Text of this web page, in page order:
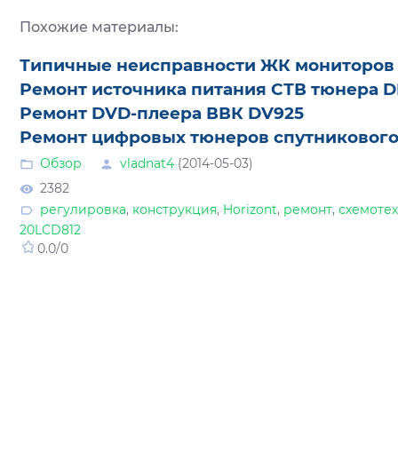
Похожие материалы:
Типичные неисправности ЖК мониторов
Ремонт источника питания СТВ тюнера
Ремонт DVD-плеера ВВК DV925
Ремонт цифровых тюнеров
Обзор vladnat4 (2014-05-03)
2382
регулировка, конструкция, Horizont, ремонт,
20LCD812
0.0/0